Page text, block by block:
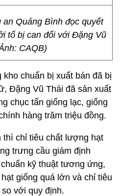
Quảng Bình đọc quyết
tố bị can đối với Đặng Vũ
CAQB)
kho chuẩn bị xuất bán đã bị
Đặng Vũ Thái đã sản xuất
chục tấn giống lạc, giống
hàng trăm triệu đồng.
thì chỉ tiêu chất lượng hạt
trưng cầu giám định
kỹ thuật tương ứng,
giống quá lớn và chỉ tiêu
với quy định.